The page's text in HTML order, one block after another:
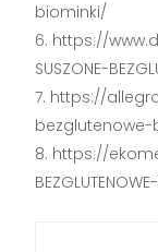
biominki/
https://
SUSZONE-
https://
bezglutenowe-
https://